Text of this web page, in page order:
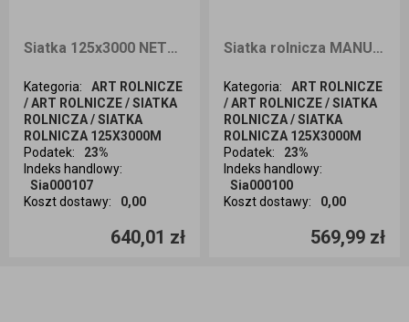
Siatka 125x3000 NETZWERK
Kategoria:
ART ROLNICZE
/ ART ROLNICZE / SIATKA
ROLNICZA / SIATKA
ROLNICZA 125X3000M
Podatek:
23%
Indeks handlowy:
Sia000107
Koszt dostawy: 0,00
640,01 zł
Ilość sztuk
Siatka rolnicza MANUAGRI 125x3000m
Kategoria:
ART ROLNICZE
/ ART ROLNICZE / SIATKA
ROLNICZA / SIATKA
ROLNICZA 125X3000M
Podatek:
23%
Indeks handlowy:
Sia000100
Koszt dostawy: 0,00
569,99 zł
Ilość sztuk